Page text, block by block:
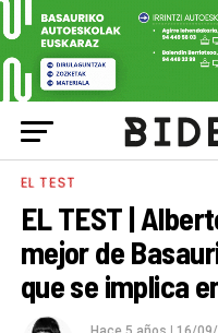
EL TEST
EL TEST |
mejor de
que se implica